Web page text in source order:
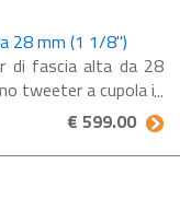
28 mm (1 1/8")
di fascia alta da 28
tweeter a cupola in
8") di fascia alta e
speciale rivestimento
€ 599.00